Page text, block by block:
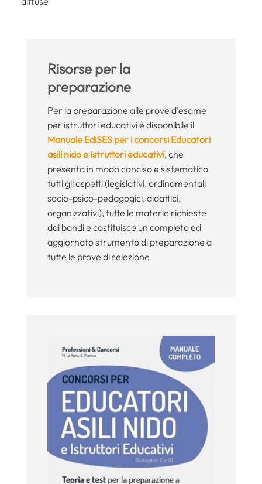
Risorse per la
preparazione
Per la preparazione alle prove d’esame
per istruttori educativi è disponibile il
Manuale EdiSES per i concorsi Educatori
asili nido e Istruttori educativi, che
presenta in modo conciso e sistematico
tutti gli aspetti (legislativi, ordinamentali
socio-psico-pedagogici, didattici,
organizzativi), tutte le materie richieste
dai bandi e costituisce un completo ed
aggiornato strumento di preparazione a
tutte le prove di selezione.